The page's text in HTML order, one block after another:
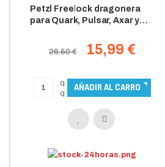
Petzl Freelock dragonera
para Quark, Pulsar, Axar y
26.50 € 15,99 €